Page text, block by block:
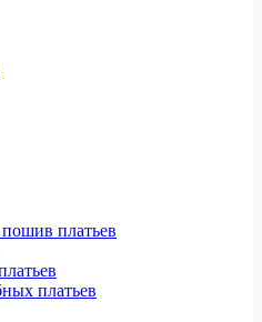
платьев
платьев